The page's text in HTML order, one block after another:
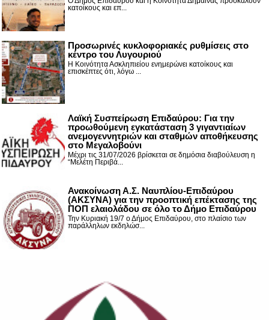
κατοίκους και επ...
Προσωρινές κυκλοφοριακές ρυθμίσεις στο
κέντρο του Λυγουριού
Η Κοινότητα Ασκληπιείου ενημερώνει κατοίκους και
επισκέπτες ότι, λόγω ...
Λαϊκή Συσπείρωση Επιδαύρου: Για την
προωθούμενη εγκατάσταση 3 γιγαντιαίων
ανεμογεννητριών και σταθμών αποθήκευσης
στο Μεγαλοβούνι
Μέχρι τις 31/07/2026 βρίσκεται σε δημόσια διαβούλευση η
“Μελέτη Περιβά...
Ανακοίνωση Α.Σ. Ναυπλίου-Επιδαύρου
(ΑΚΣΥΝΑ) για την προοπτική επέκτασης της
ΠΟΠ ελαιολάδου σε όλο το Δήμο Επιδαύρου
Την Κυριακή 19/7 ο Δήμος Επιδαύρου, στο πλαίσιο των
παράλληλων εκδηλώσ...